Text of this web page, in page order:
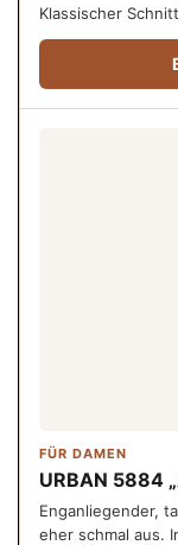
Klassischer
FÜR DAMEN
URBAN 5884
Enganliegender,
eher schmal aus.